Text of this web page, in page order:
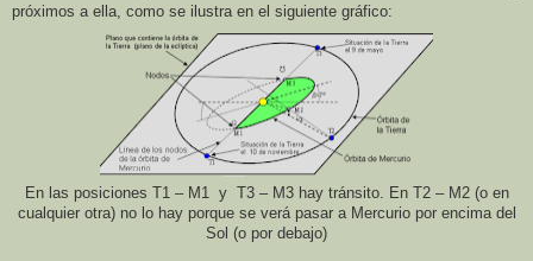
próximos a ella, como se ilustra en el siguiente gráfico:
En las posiciones T1 – M1 y T3 – M3 hay tránsito. En T2 – M2 (o en
cualquier otra) no lo hay porque se verá pasar a Mercurio por encima del
Sol (o por debajo)